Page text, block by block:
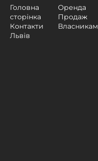
Головна
сторінка
Контакти
Львів
Оренда
Продаж
Власникам